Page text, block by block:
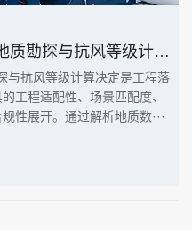
福建12米路灯基础多深？地质勘探与抗风等级计算决定
与抗风等级计算决定是工程落
工程适配性、场景匹配度、
性展开。通过解析地质数···